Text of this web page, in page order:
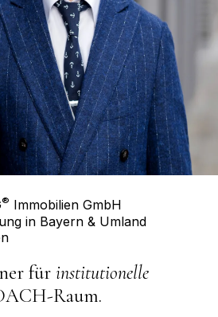
® Immobilien GmbH
in Bayern & Umland
für institutionelle
Raum.